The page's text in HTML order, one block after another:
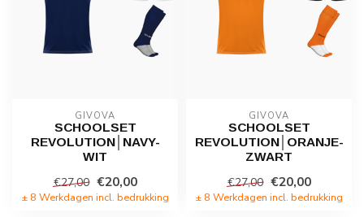
GIVOVA
SCHOOLSET
REVOLUTION│NAVY-
WIT
€27,00 €20,00
± 8 Werkdagen incl. bedrukking
GIVOVA
SCHOOLSET
REVOLUTION│ORANJE-
ZWART
€27,00 €20,00
± 8 Werkdagen incl. bedrukking